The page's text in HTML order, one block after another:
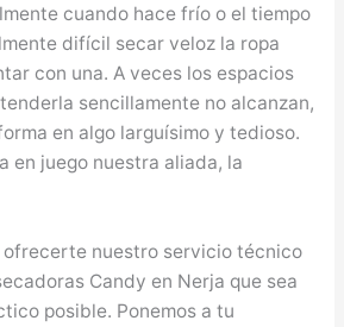
cuando hace frío o el tiempo
difícil secar veloz la ropa
con una. A veces los espacios
sencillamente no alcanzan,
en algo larguísimo y tedioso.
en juego nuestra aliada, la
ofrecerte nuestro servicio técnico
Candy en Nerja que sea
posible. Ponemos a tu